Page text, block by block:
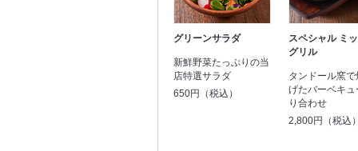
グリーンサラダ
新鮮野菜たっぷりの当
店特選サラダ
650円（税込）
スペシャル ミ
グリル
タンドール窯で
げたバーベキュ
り合わせ
2,800円（税込